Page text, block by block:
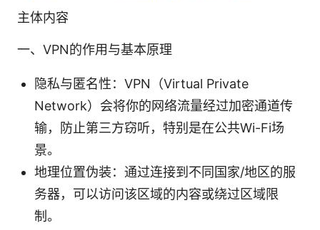
主体内容
一、VPN的作用与基本原理
隐私与匿名性：VPN（Virtual Private
Network）会将你的网络流量经过加密通道传
输，防止第三方窃听，特别是在公共Wi-Fi场
景。
地理位置伪装：通过连接到不同国家/地区的服
务器，可以访问该区域的内容或绕过区域限
制。